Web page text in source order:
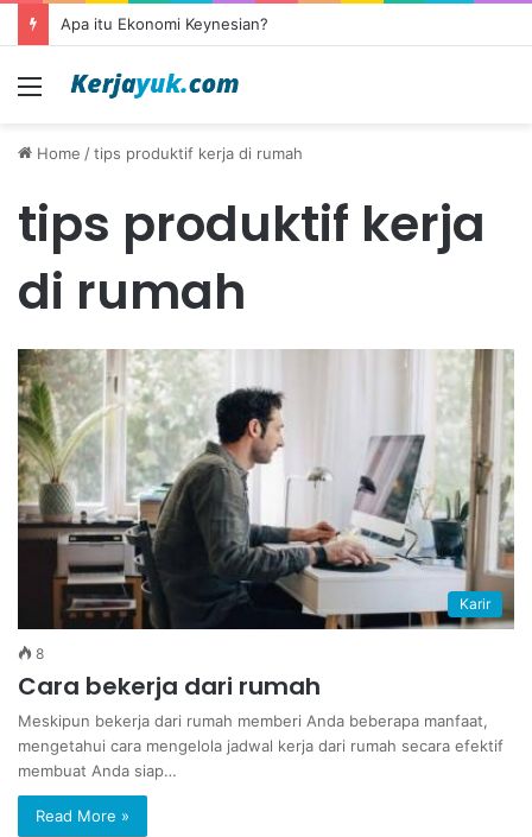
Apa itu Ekonomi Keynesian?
Menu
Home /tips produktif kerja di rumah
tips produktif kerja
di rumah
Karir
8
Cara bekerja dari rumah
Meskipun bekerja dari rumah memberi Anda beberapa manfaat,
mengetahui cara mengelola jadwal kerja dari rumah secara efektif
membuat Anda siap…
Read More »